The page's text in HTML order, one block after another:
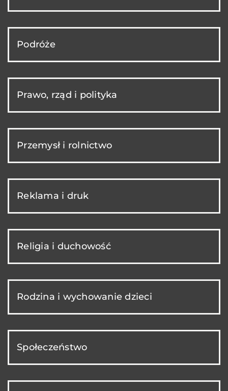
Podróże
Prawo, rząd i polityka
Przemysł i rolnictwo
Reklama i druk
Religia i duchowość
Rodzina i wychowanie dzieci
Społeczeństwo